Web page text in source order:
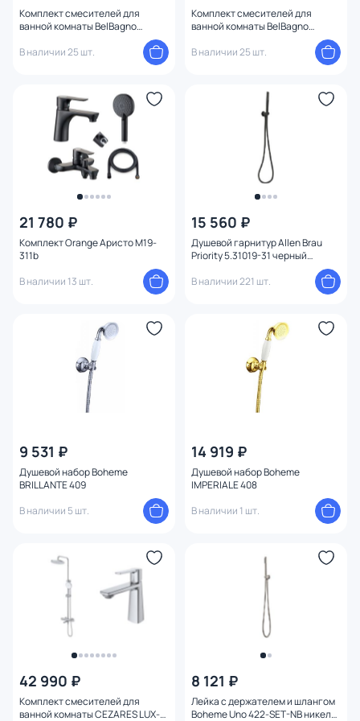
Комплект смесителей для
ванной комнаты BelBagno
В наличии 25 шт.
Комплект смесителей для
ванной комнаты BelBagno
В наличии 25 шт.
21 780 ₽
Комплект Orange Аристо M19-
311b
В наличии 13 шт.
15 560 ₽
Душевой гарнитур Allen Brau
Priority 5.31019-31 черный
В наличии 221 шт.
9 531 ₽
Душевой набор Boheme
BRILLANTE 409
В наличии 5 шт.
14 919 ₽
Душевой набор Boheme
IMPERIALE 408
В наличии 1 шт.
42 990 ₽
Комплект смесителей для
ванной комнаты CEZARES LUX-
8 121 ₽
Лейка с держателем и шлангом
Boheme Uno 422-SET-NB никель
Высота (см)